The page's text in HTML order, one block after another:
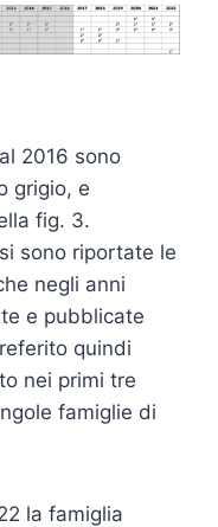
2016 sono
grigio, e
fig. 3.
sono riportate le
negli anni
e pubblicate
quindi
nei primi tre
famiglie di
la famiglia